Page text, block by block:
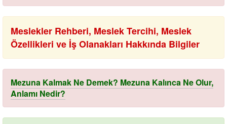
Meslekler Rehberi, Meslek Tercihi, Meslek
Özellikleri ve İş Olanakları Hakkında Bilgiler
Mezuna Kalmak Ne Demek? Mezuna Kalınca Ne Olur,
Anlamı Nedir?